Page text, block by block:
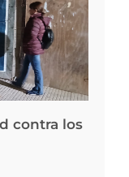
contra los